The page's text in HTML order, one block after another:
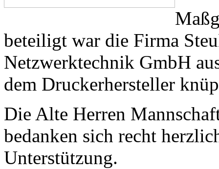
beteiligt war die Firma
Netzwerktechnik GmbH
dem Druckerhersteller
Die Alte Herren
bedanken sich recht
Unterstützung.